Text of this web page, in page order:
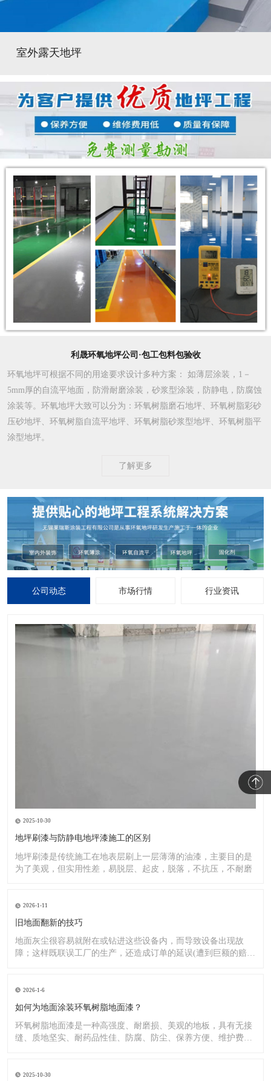
室外露天地坪
利晟环氧地坪公司·包工包料包验收
环氧地坪可根据不同的用途要求设计多种方案 ： 如薄层涂装，1－
5mm厚的自流平地面，防滑耐磨涂装，砂浆型涂装，防静电，防腐蚀
涂装等。环氧地坪大致可以分为：环氧树脂磨石地坪、环氧树脂彩砂
压砂地坪、环氧树脂自流平地坪、环氧树脂砂浆型地坪、环氧树脂平
涂型地坪。
了解更多
公司动态 市场行情 行业资讯
2025-10-30
地坪刷漆与防静电地坪漆施工的区别
地坪刷漆是传统施工在地表层刷上一层薄薄的油漆，主要目的是
为了美观，但实用性差，易脱层、起皮，脱落，不抗压，不耐磨
2026-1-11
旧地面翻新的技巧
地面灰尘很容易就附在或钻进这些设备内，而导致设备出现故
障；这样既联误工厂的生产，还造成订单的延误(遭到巨额的赔
2026-1-6
如何为地面涂装环氧树脂地面漆？
环氧树脂地面漆是一种高强度、耐磨损、美观的地板，具有无接
缝、质地坚实、耐药品性佳、防腐、防尘、保养方便、维护费用
2025-10-30